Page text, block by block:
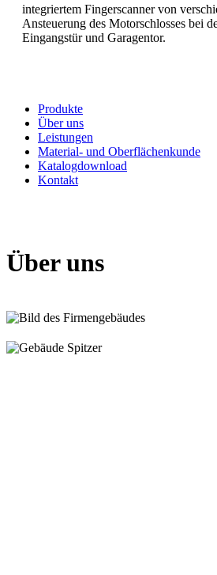
integriertem Fingerscanner von
Ansteuerung des Motorschlosses bei
Eingangstür und Garagentor.
Produkte
Über uns
Leistungen
Material- und Oberflächenkunde
Katalogdownload
Kontakt
Über uns